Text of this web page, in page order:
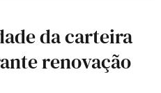
da carteira
renovação